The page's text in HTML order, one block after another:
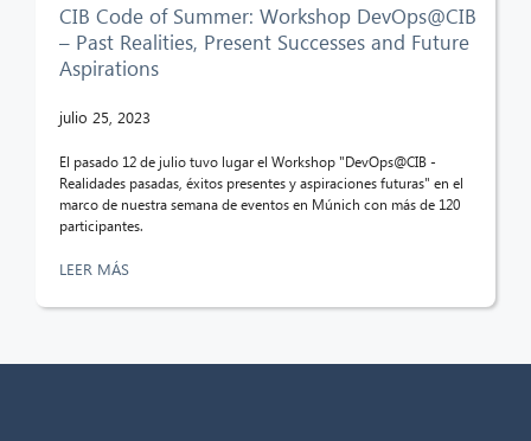
CIB Code of Summer: Workshop DevOps@CIB
– Past Realities, Present Successes and Future
Aspirations
julio 25, 2023
El pasado 12 de julio tuvo lugar el Workshop "DevOps@CIB -
Realidades pasadas, éxitos presentes y aspiraciones futuras" en el
marco de nuestra semana de eventos en Múnich con más de 120
participantes.
LEER MÁS
CIB AI ChatBot